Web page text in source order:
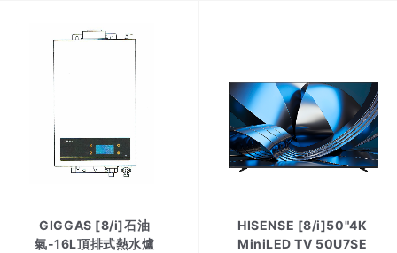
GIGGAS [8/i]石油
氣-16L頂排式熱水爐
HISENSE [8/i]50"4K
MiniLED TV 50U7SE